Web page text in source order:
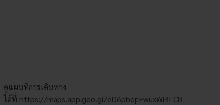
ดูแผนที่การเดินทาง
ได้ที่ https://maps.app.goo.gl/eD6pbepEwuxWiBLC8